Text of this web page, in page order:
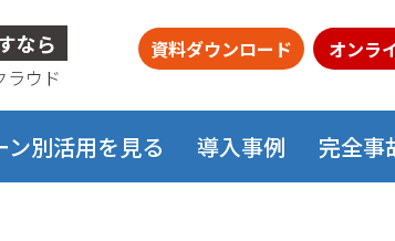
なら
ラウド
資料ダウンロード オンラ
ン別活用を見る 導入事例 完全事